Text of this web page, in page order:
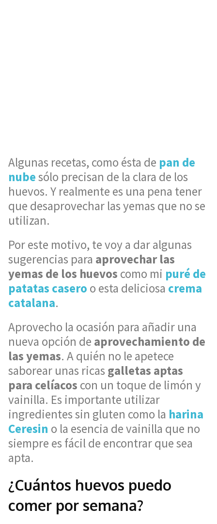
Algunas recetas, como ésta de pan de
nubesólo precisan de la clara de los
huevos. Y realmente es una pena tener
que desaprovechar las yemas que no se
utilizan.
Por este motivo, te voy a dar algunas
sugerencias para aprovechar las
yemas de los huevos como mi puré de
patatas casero o esta deliciosa crema
catalana.
Aprovecho la ocasión para añadir una
nueva opción de aprovechamiento de
las yemas. A quién no le apetece
saborear unas ricas galletas aptas
para celíacos con un toque de limón y
vainilla. Es importante utilizar
ingredientes sin gluten como la harina
Ceresin o la esencia de vainilla que no
siempre es fácil de encontrar que sea
apta.
¿Cuántos huevos puedo
comer por semana?